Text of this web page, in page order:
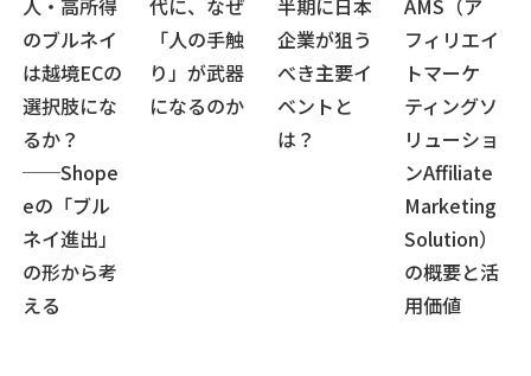
人・高所得
のブルネイ
は越境ECの
選択肢にな
るか？
──Shope
eの「ブル
ネイ進出」
の形から考
える
代に、なぜ
「人の手触
り」が武器
になるのか
半期に日本
企業が狙う
べき主要イ
ベントと
は？
AMS（ア
フィリエイ
トマーケ
ティングソ
リューショ
ンAffiliate
Marketing
Solution）
の概要と活
用価値